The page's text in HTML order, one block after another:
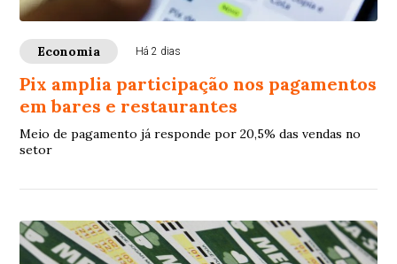
Economia Há 2 dias
Pix amplia participação nos pagamentos
em bares e restaurantes
Meio de pagamento já responde por 20,5% das vendas no
setor